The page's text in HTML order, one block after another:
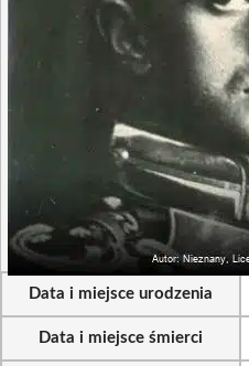
Data i miejsce urodzenia
Data i miejsce śmierci